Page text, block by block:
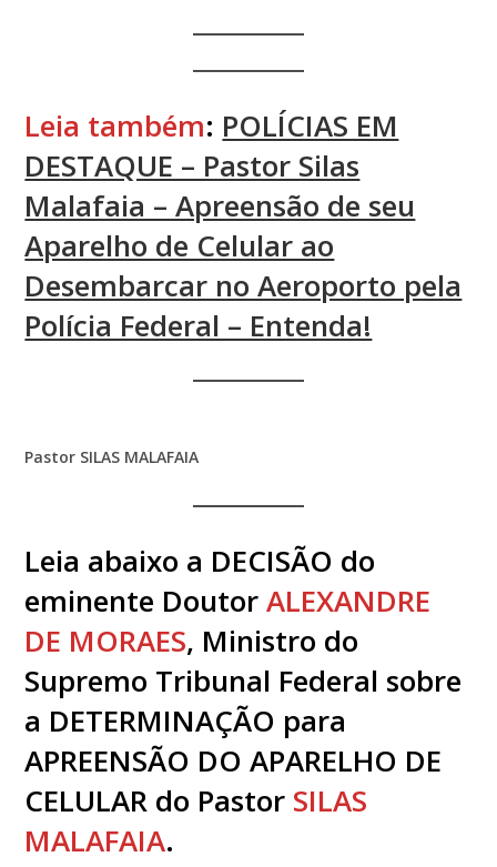
Leia também: POLÍCIAS EM
DESTAQUE – Pastor Silas
Malafaia – Apreensão de seu
Aparelho de Celular ao
Desembarcar no Aeroporto pela
Polícia Federal – Entenda!
Pastor SILAS MALAFAIA
Leia abaixo a DECISÃO do
eminente DoutorALEXANDRE
DE MORAES, Ministro do
Supremo Tribunal Federal sobre
a DETERMINAÇÃO para
APREENSÃO DO APARELHO DE
CELULAR do Pastor SILAS
MALAFAIA.